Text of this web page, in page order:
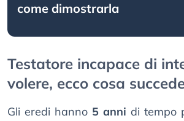
come dimostrarla
Testatore incapace di
volere, ecco cosa
Gli eredi hanno 5 anni di tempo